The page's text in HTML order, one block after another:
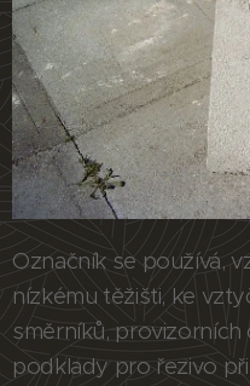
Označník se používá,
nízkému těžišti, ke
směrníků,
podklady pro řezivo